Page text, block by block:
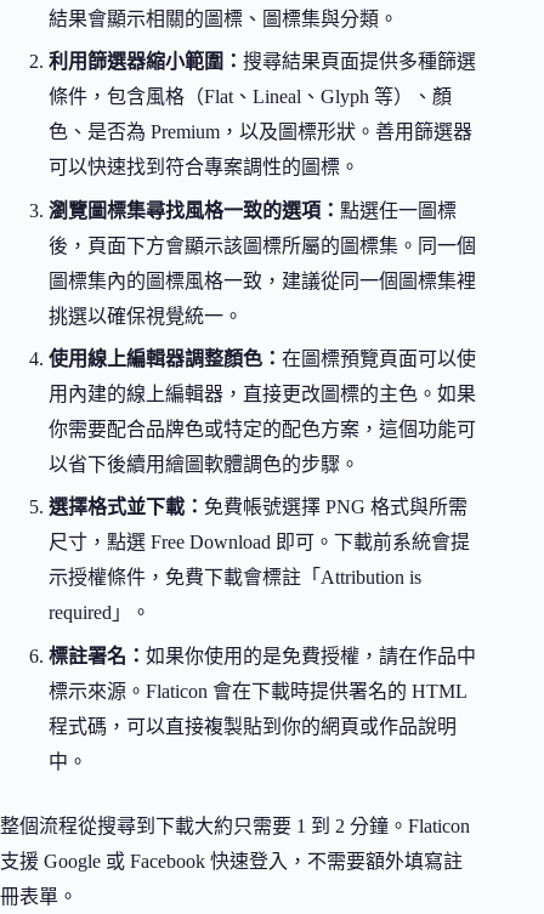
結果會顯示相關的圖標、圖標集與分類。
利用篩選器縮小範圍： 搜尋結果頁面提供多種篩選
條件，包含風格（Flat、Lineal、Glyph 等）、顏
色、是否為 Premium，以及圖標形狀。善用篩選器
可以快速找到符合專案調性的圖標。
瀏覽圖標集尋找風格一致的選項： 點選任一圖標
後，頁面下方會顯示該圖標所屬的圖標集。同一個
圖標集內的圖標風格一致，建議從同一個圖標集裡
挑選以確保視覺統一。
使用線上編輯器調整顏色： 在圖標預覽頁面可以使
用內建的線上編輯器，直接更改圖標的主色。如果
你需要配合品牌色或特定的配色方案，這個功能可
以省下後續用繪圖軟體調色的步驟。
選擇格式並下載： 免費帳號選擇 PNG 格式與所需
尺寸，點選 Free Download 即可。下載前系統會提
示授權條件，免費下載會標註「Attribution is
required」。
標註署名： 如果你使用的是免費授權，請在作品中
標示來源。Flaticon 會在下載時提供署名的 HTML
程式碼，可以直接複製貼到你的網頁或作品說明
中。
整個流程從搜尋到下載大約只需要 1 到 2 分鐘。Flaticon
支援 Google 或 Facebook 快速登入，不需要額外填寫註
冊表單。